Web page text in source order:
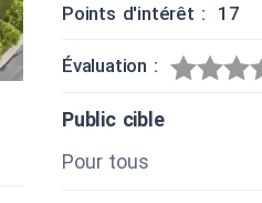
Points d'intérêt : 17
Évaluation :
Public cible
Pour tous